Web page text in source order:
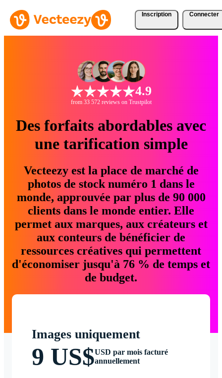
Inscription Connecter
4.9
from 33 572 reviews on Trustpilot
Des forfaits abordables avec
une tarification simple
Vecteezy est la place de marché de
photos de stock numéro 1 dans le
monde, approuvée par plus de 90 000
clients dans le monde entier. Elle
permet aux marques, aux créateurs et
aux conteurs de bénéficier de
ressources créatives qui permettent
d'économiser jusqu'à 76 % de temps et
de budget.
Images uniquement
9 US$USD par mois facturé
annuellement